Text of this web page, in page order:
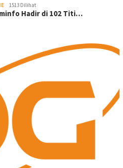
1513 Dilihat
Hadir di 102 Titi…